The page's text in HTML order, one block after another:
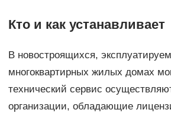
Кто и как устанавливает
В новостроящихся,
многоквартирных жилых домах
технический сервис
организации, обладающие